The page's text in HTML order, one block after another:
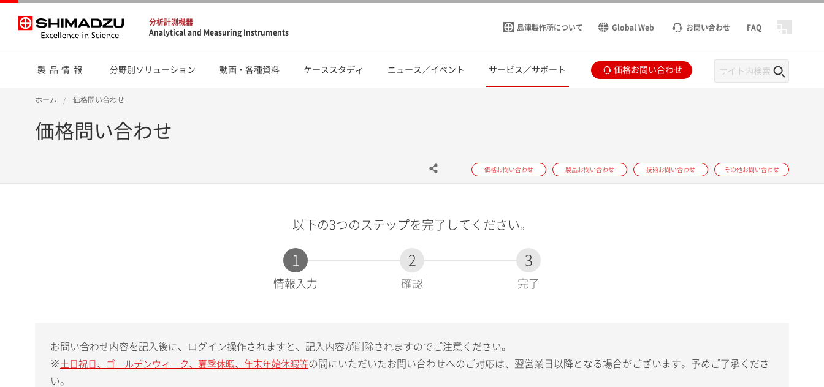
分析計測機器
Analytical and Measuring Instruments
島津製作所について Global Web お問い合わせ FAQ
製品情報 分野別ソリューション 動画・各種資料 ケーススタディ ニュース／イベント サービス／サポート 価格お問い合わせ
ホーム 価格問い合わせ
価格問い合わせ
価格お問い合わせ 製品お問い合わせ 技術お問い合わせ その他お問い合わせ
以下の3つのステップを完了してください。
1
現
情報入力
2
確認
3
完了
お問い合わせ内容を記入後に、ログイン操作されますと、記入内容が削除されますのでご注意ください。
※ 土日祝日、ゴールデンウィーク、夏季休暇、年末年始休暇等の間にいただいたお問い合わせへのご対応は、翌営業日以降となる場合がございます。予めご了承くださ
い。